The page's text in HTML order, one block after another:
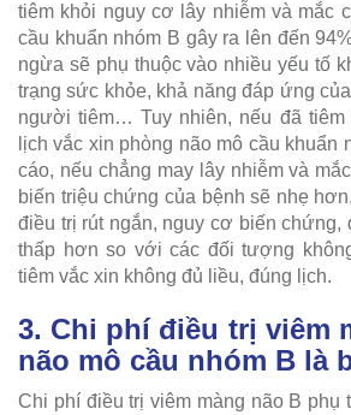
tiêm khỏi nguy cơ lây nhiễm và mắc
cầu khuẩn nhóm B gây ra lên đến
ngừa sẽ phụ thuộc vào nhiều yếu tố
trạng sức khỏe, khả năng đáp ứng
người tiêm… Tuy nhiên, nếu đã tiêm
lịch vắc xin phòng não mô cầu khuẩn
cáo, nếu chẳng may lây nhiễm và
biến triệu chứng của bệnh sẽ nhẹ
điều trị rút ngắn, nguy cơ biến chứng,
thấp hơn so với các đối tượng
tiêm vắc xin không đủ liều, đúng lịch.
3. Chi phí điều trị viêm
não mô cầu nhóm B là
Chi phí điều trị viêm màng não B phụ